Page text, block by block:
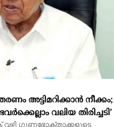
അട്ടിമറിക്കാൻ നീക്കം;
വലിയ തിരിച്ചടി’
​ഗുണഭോക്താക്കളുടെ
തടഞ്ഞ...